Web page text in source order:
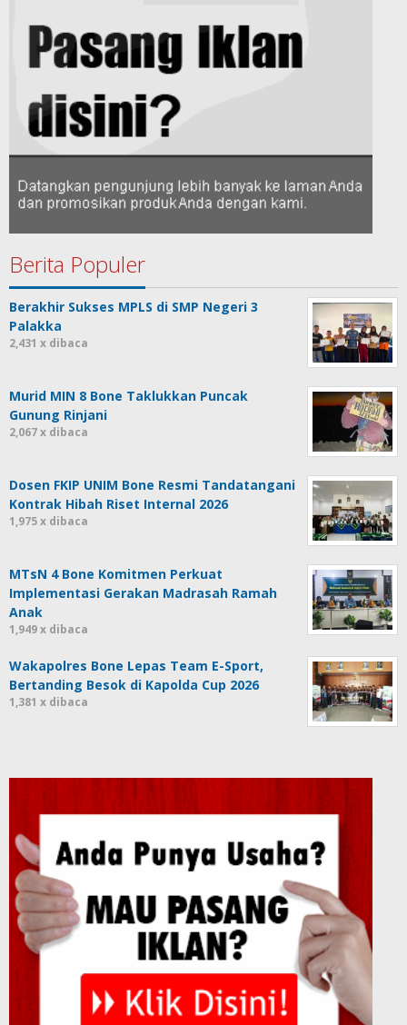
Berita Populer
Berakhir Sukses MPLS di SMP Negeri 3
Palakka
2,431 x dibaca
Murid MIN 8 Bone Taklukkan Puncak
Gunung Rinjani
2,067 x dibaca
Dosen FKIP UNIM Bone Resmi Tandatangani
Kontrak Hibah Riset Internal 2026
1,975 x dibaca
MTsN 4 Bone Komitmen Perkuat
Implementasi Gerakan Madrasah Ramah
Anak
1,949 x dibaca
Wakapolres Bone Lepas Team E-Sport,
Bertanding Besok di Kapolda Cup 2026
1,381 x dibaca